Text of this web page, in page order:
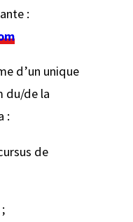
:
d’un unique
du/de la
:
de